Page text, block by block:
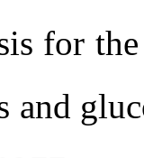
for
and